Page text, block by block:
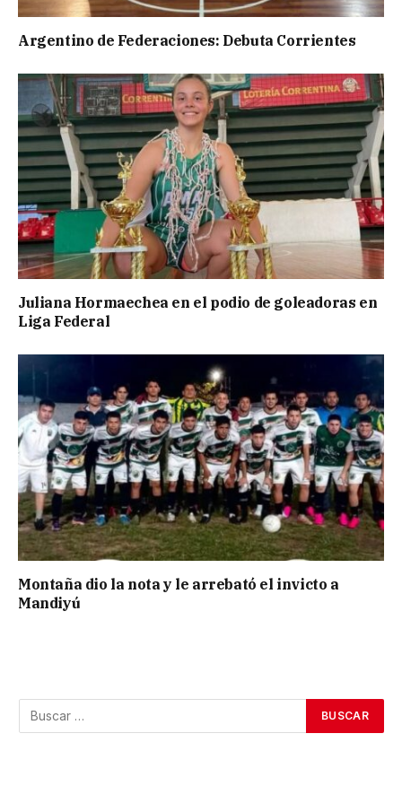
Argentino de Federaciones: Debuta Corrientes
Juliana Hormaechea en el podio de goleadoras en
Liga Federal
Montaña dio la nota y le arrebató el invicto a
Mandiyú